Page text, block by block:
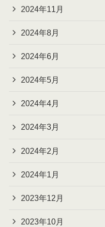
2024年11月
2024年8月
2024年6月
2024年5月
2024年4月
2024年3月
2024年2月
2024年1月
2023年12月
2023年10月